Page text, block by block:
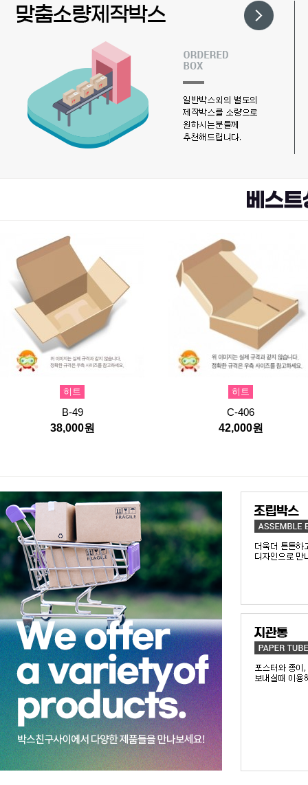
히트
B-49
38,000원
히트
C-406
42,000원